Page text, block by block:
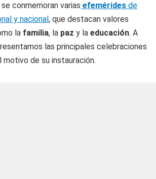
se conmemoran varias efemérides de
y nacional, que destacan valores
la familia, la paz y la educación. A
las principales celebraciones
de su instauración.